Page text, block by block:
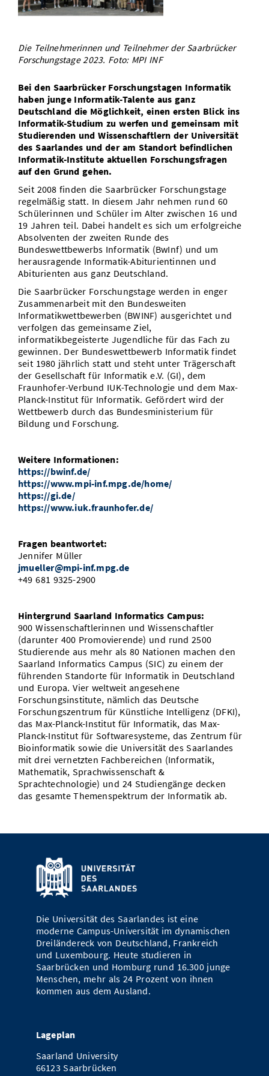
Vom Studium in den Beruf
Study Scheduler
Bibliothek
Start-ups
IT-Themenabend
Ranking
Zahlen & Fakten
Kontakt
SIC Podcast
AnsprechpartnerInnen, Personen, Forschungsgruppen
Alumni
Die Teilnehmerinnen und Teilnehmer der Saarbrücker
Forschungstage 2023. Foto: MPI INF
Bei den Saarbrücker Forschungstagen Informatik
haben junge Informatik-Talente aus ganz
Deutschland die Möglichkeit, einen ersten Blick ins
Informatik-Studium zu werfen und gemeinsam mit
Studierenden und Wissenschaftlern der Universität
des Saarlandes und der am Standort befindlichen
Informatik-Institute aktuellen Forschungsfragen
auf den Grund gehen.
Seit 2008 finden die Saarbrücker Forschungstage
regelmäßig statt. In diesem Jahr nehmen rund 60
Schülerinnen und Schüler im Alter zwischen 16 und
19 Jahren teil. Dabei handelt es sich um erfolgreiche
Absolventen der zweiten Runde des
Bundeswettbewerbs Informatik (BwInf) und um
herausragende Informatik-Abiturientinnen und
Abiturienten aus ganz Deutschland.
Die Saarbrücker Forschungstage werden in enger
Zusammenarbeit mit den Bundesweiten
Informatikwettbewerben (BWINF) ausgerichtet und
verfolgen das gemeinsame Ziel,
informatikbegeisterte Jugendliche für das Fach zu
gewinnen. Der Bundeswettbewerb Informatik findet
seit 1980 jährlich statt und steht unter Trägerschaft
der Gesellschaft für Informatik e.V. (GI), dem
Fraunhofer-Verbund IUK-Technologie und dem Max-
Planck-Institut für Informatik. Gefördert wird der
Wettbewerb durch das Bundesministerium für
Bildung und Forschung.
Weitere Informationen:
https://bwinf.de/
https://www.mpi-inf.mpg.de/home/
https://gi.de/
https://www.iuk.fraunhofer.de/
Fragen beantwortet:
Jennifer Müller
jmueller@mpi-inf.mpg.de
+49 681 9325-2900
Hintergrund Saarland Informatics Campus:
900 Wissenschaftlerinnen und Wissenschaftler
(darunter 400 Promovierende) und rund 2500
Studierende aus mehr als 80 Nationen machen den
Saarland Informatics Campus (SIC) zu einem der
führenden Standorte für Informatik in Deutschland
und Europa. Vier weltweit angesehene
Forschungsinstitute, nämlich das Deutsche
Forschungszentrum für Künstliche Intelligenz (DFKI),
das Max-Planck-Institut für Informatik, das Max-
Planck-Institut für Softwaresysteme, das Zentrum für
Bioinformatik sowie die Universität des Saarlandes
mit drei vernetzten Fachbereichen (Informatik,
Mathematik, Sprachwissenschaft &
Sprachtechnologie) und 24 Studiengänge decken
das gesamte Themenspektrum der Informatik ab.
Die Universität des Saarlandes ist eine
moderne Campus-Universität im dynamischen
Dreiländereck von Deutschland, Frankreich
und Luxembourg. Heute studieren in
Saarbrücken und Homburg rund 16.300 junge
Menschen, mehr als 24 Prozent von ihnen
kommen aus dem Ausland.
Lageplan
Saarland University
66123 Saarbrücken